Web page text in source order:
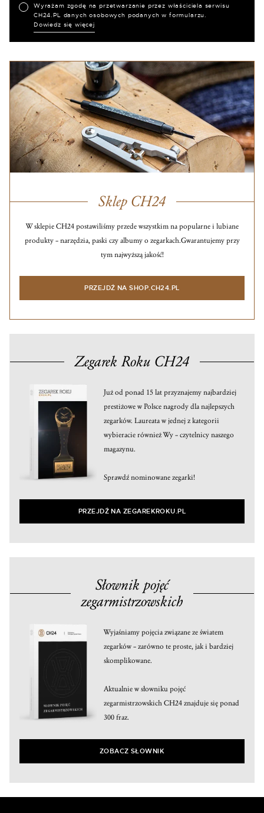
Wyrażam zgodę na przetwarzanie przez właściciela serwisu
CH24.PL danych osobowych podanych w formularzu.
Dowiedz się więcej
Sklep CH24
W sklepie CH24 postawiliśmy przede wszystkim na popularne i lubiane
produkty – narzędzia, paski czy albumy o zegarkach.Gwarantujemy przy
tym najwyższą jakość!
PRZEJDŹ NA SHOP.CH24.PL
Zegarek Roku CH24
Już od ponad 15 lat przyznajemy najbardziej
prestiżowe w Polsce nagrody dla najlepszych
zegarków. Laureata w jednej z kategorii
wybieracie również Wy – czytelnicy naszego
magazynu.
Sprawdź nominowane zegarki!
PRZEJDŹ NA ZEGAREKROKU.PL
Słownik pojęć
zegarmistrzowskich
Wyjaśniamy pojęcia związane ze światem
zegarków – zarówno te proste, jak i bardziej
skomplikowane.
Aktualnie w słowniku pojęć
zegarmistrzowskich CH24 znajduje się ponad
300 fraz.
ZOBACZ SŁOWNIK